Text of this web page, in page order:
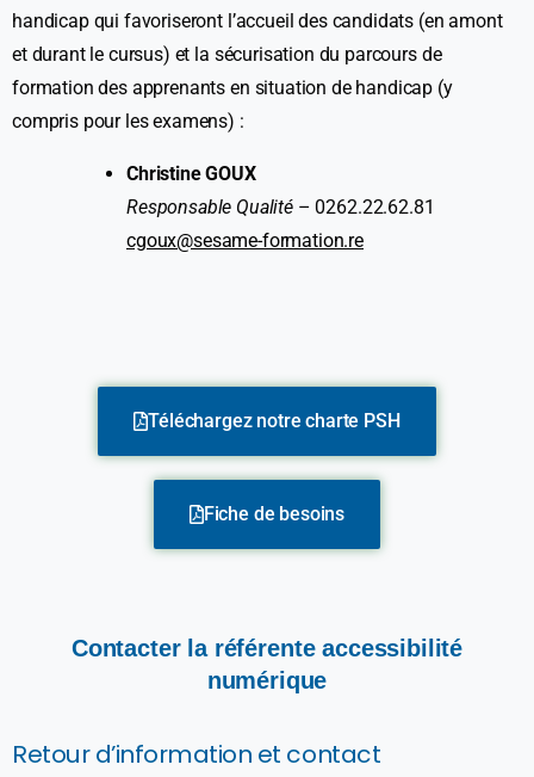
handicap qui favoriseront l’accueil des candidats (en amont
et durant le cursus) et la sécurisation du parcours de
formation des apprenants en situation de handicap (y
compris pour les examens) :
Christine GOUX
Responsable Qualité– 0262.22.62.81
cgoux@sesame-formation.re
Téléchargez notre charte PSH
Fiche de besoins
Contacter la référente accessibilité
numérique
Retour d’information et contact